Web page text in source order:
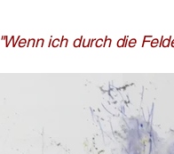
"Wenn ich durch die